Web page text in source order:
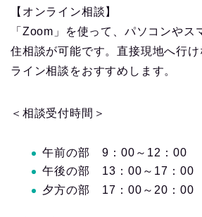
【オンライン相談】
「Zoom」を使って、パソコンやス
住相談が可能です。直接現地へ行
ライン相談をおすすめします。
＜相談受付時間＞
午前の部 9：00～12：00
午後の部 13：00～17：00
夕方の部 17：00～20：00